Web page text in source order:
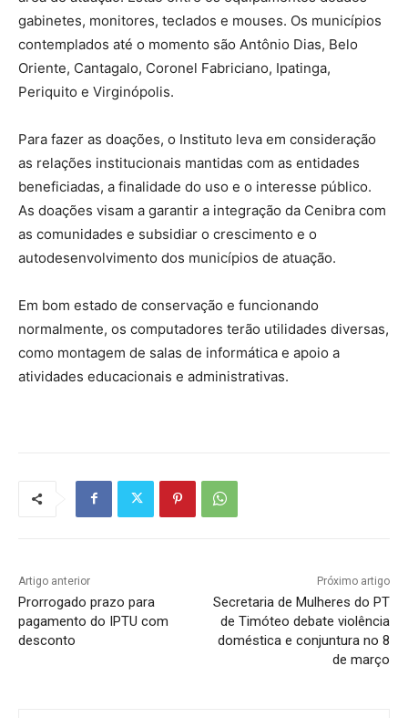
gabinetes, monitores, teclados e mouses. Os municípios
contemplados até o momento são Antônio Dias, Belo
Oriente, Cantagalo, Coronel Fabriciano, Ipatinga,
Periquito e Virginópolis.
Para fazer as doações, o Instituto leva em consideração
as relações institucionais mantidas com as entidades
beneficiadas, a finalidade do uso e o interesse público.
As doações visam a garantir a integração da Cenibra com
as comunidades e subsidiar o crescimento e o
autodesenvolvimento dos municípios de atuação.
Em bom estado de conservação e funcionando
normalmente, os computadores terão utilidades diversas,
como montagem de salas de informática e apoio a
atividades educacionais e administrativas.
Artigo anterior
Prorrogado prazo para
pagamento do IPTU com
desconto
Próximo artigo
Secretaria de Mulheres do PT
de Timóteo debate violência
doméstica e conjuntura no 8
de março